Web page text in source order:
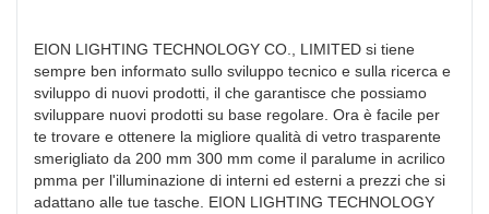
EION LIGHTING TECHNOLOGY CO., LIMITED si tiene
sempre ben informato sullo sviluppo tecnico e sulla ricerca e
sviluppo di nuovi prodotti, il che garantisce che possiamo
sviluppare nuovi prodotti su base regolare. Ora è facile per
te trovare e ottenere la migliore qualità di vetro trasparente
smerigliato da 200 mm 300 mm come il paralume in acrilico
pmma per l'illuminazione di interni ed esterni a prezzi che si
adattano alle tue tasche. EION LIGHTING TECHNOLOGY